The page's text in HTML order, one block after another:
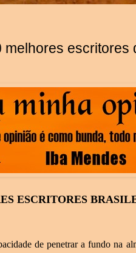
escritores
ESCRITORES
de penetrar a fundo na